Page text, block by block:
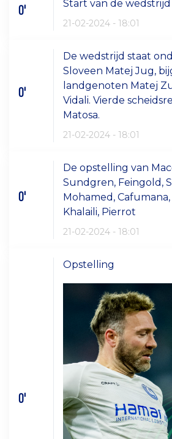
0' Start van de wedstrijd
21-02-2024 - 18:01
0'
De wedstrijd staat
Sloveen Matej Jug,
landgenoten Matej
Vidali. Vierde
Matosa.
21-02-2024 - 18:01
0'
De opstelling van
Sundgren, Feingold,
Mohamed, Cafumana,
Khalaili, Pierrot
21-02-2024 - 18:01
0'
Opstelling